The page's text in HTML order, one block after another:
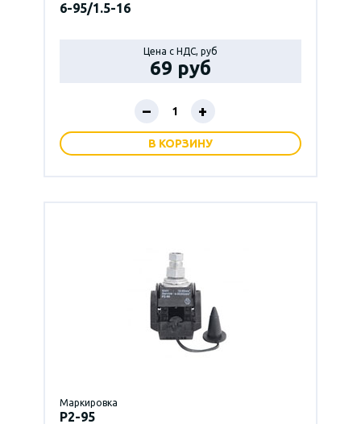
6-95/1.5-16
Цена с НДС, руб
69 руб
– +
В КОРЗИНУ
Маркировка
P2-95